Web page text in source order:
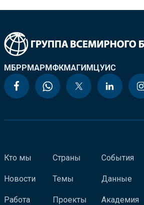
МБРРМАРМФКМАГИМЦУИС
Кто мы
Новости
Работа
Страны
Темы
Проекты
События
Данные
Академия